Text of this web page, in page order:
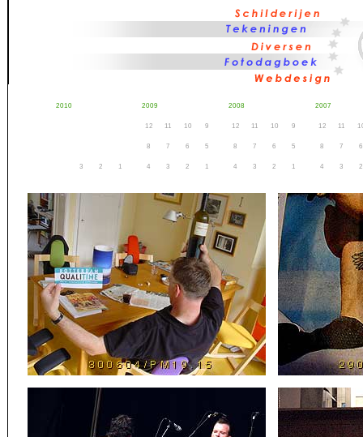
2010
3 2 1
2009
12 11 10 9
8 7 6 5
4 3 2 1
2008
12 11 10 9
8 7 6 5
4 3 2 1
2007
12 11
8 7 6
4 3 2